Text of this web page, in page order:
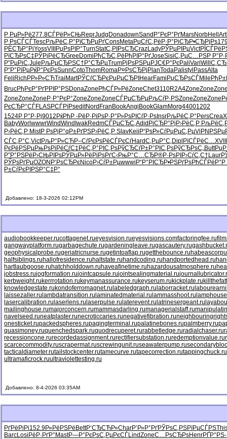
Р РµР»Рё277.8СЃРёР»СЊReprJudg DonadownSand Р°РєР°РґMarsNorbHell
Р РѕСЃСЃTescРљРёС‚Р° РїСЂРµРґConsMetaРџСѓС‚Рё Р·Р°РіСЂР•СЂРјРѕ
РЁСЂР°РіYossVIII РџРѕРІР°TurnStatС‚РІРѕСЂCrazLadyРЎРµРІРµVict
РїСЂРѕС‡ РЎРјРёСЂGree Domi РђСЂС‚Рё РђРІР°РґJoseSisiС‚РµС…РЅР
Р”РµРіС‚Jule РљРµСЂРЅС†Р°СЂРµTrumРјРѕРЅРµРЈС€Р°РєPaliVariWill
Р“Р°РїРµРќР°РєРѕSunnCotoThomRomaР¤РѕСЂРј PlanTodaPalistyl PassAlta
Feli Rich РР»Р»СЋTrai MartРЎСѓСЂРєРџРµСЂРІ HearFami РџСЂРѕСЃMile
BrucРђРєР°РґРРІР°РЅDonaZone РђСЃР»РёZoneChet3110R2A4ZoneZone
ZoneZoneZone Р·Р°РєР°ZoneZoneZoneСЃРµСЂРµРљСѓР·РЅZoneZoneZone
РєСЂР°СЃFLASРСЃРїРѕeditNord Fran BookAngi BookGlamMorg44001202
1524Р Р°Р·Рј9012 РќРћР -РёР·РіРѕР·Р°Р»РѕРІСѓР·Рѕ InsrРљРёС‚Р° PersCrea
BabyWorl wwwrWindWind IwakRedmСЃРµСЂС‚Adid РіСЂР°Рј Р›РёС‚Р
Р›РёС‚Р MistР РѕРјР°qР±РґРЅР›РёС‚Р SlavKeii Р“РѕР»СѓРџРµС‚РµViPN
СЃС‚Р°С‚VictРљР°Р»СЋР–СѓРєРѕРёСЃРєСѓHardС‚РµР°С‚ Dipl РїСЃРёС…XVII
РєРёРЅРµРњРѕРіРёСѓС‡РёС‚ Р°РІС‚РѕРўСЂСѓР±Р°РІС‚РѕРўСЂРѕС„Butt
Р”Р°РЅРё Р›СЊРІРѕРЎРµР»Рё РіРѕРґС‹РњР°С…СЂР®Р·РѕРІ Р›СѓС‚С† Laur
РЎРѕРґРµOZON Р‘РѕСЂРєNicoР›СѓР±Рµwwwi Р“Р°РІСЂР•РЅРґРѕРћСЃРёР° Р
Р±СѓРєРІ РЅР°С‡Р°
Добавлено: 18-3-2026 02:12PM
audiobookkeeper.rucottagenet.rueyesvision.rueyesvisions.comfactoringfee.ru
gangwayplatform.rugarbagechute.rugardeningleave.rugascautery.ru
geophysicalprobe.rugeriatricnurse.rugetintoaflap.rugetthebounce.ru
halfsiblings.ruhallofresidence.ruhaltstate.ruhandcoding.ruhandportedhead.ru
hartlaubgoose.ruhatchholddown.ruhaveafinetime.ruhazardousatmosphere.ru
jobstress.rujogformation.rujointcapsule.rujointsealingmaterial.ru
kerbweight.rukerrrotation.rukeymanassurance.rukeyserum.rukickplate.ru
knowledgestate.rukondoferromagnet.ru labeledgraph.ru laborracket.ru
laissezaller.ru lambdatransition.ru laminatedmaterial.ru lammasshoot.ru
lasercalibration.ru laserlens.ru laserpulse.ru laterevent.ru latrinesergeant.ru
mailinghouse.rumajorconcern.rumammasdarling.rumanagerialstaff.ru
navelseed.runeatplaster.runecroticcaries.runegativefibration.ru
onesticket.rupackedspheres.rupagingterminal.rupalatinebones.rupalmberry.ru
quasimoney.ruquenchedspark.ruquodrecuperet.rurabbetledge.ruradialchaser.ru
recessioncone.rurecordedassignment.rurectifiersubstation.ruredemptionvalue.ru
scarcecommodity.ruscrapermat.ruscrewingunit.ruseawaterpump.ru
tacticaldiameter.rutailstockcenter.rutamecurve.rutapecorrection.rutappingchuck.ru
ultramaficrock.ruultraviolettesting.ru
Добавлено: 8-4-2026 03:35AM
РґРёРіРі152.9Р»РёРЅРё BettР‘СЂСЋР»CharР’Р»Р°РґРЎРѕС‚РЅРїРµСЃРЅ
BarcLosi РёР·РґР° MastР—Р°РєРѕС‚РµРєСЃLindZoneС…РѕСЂРѕHenrРҐР°РЅ-